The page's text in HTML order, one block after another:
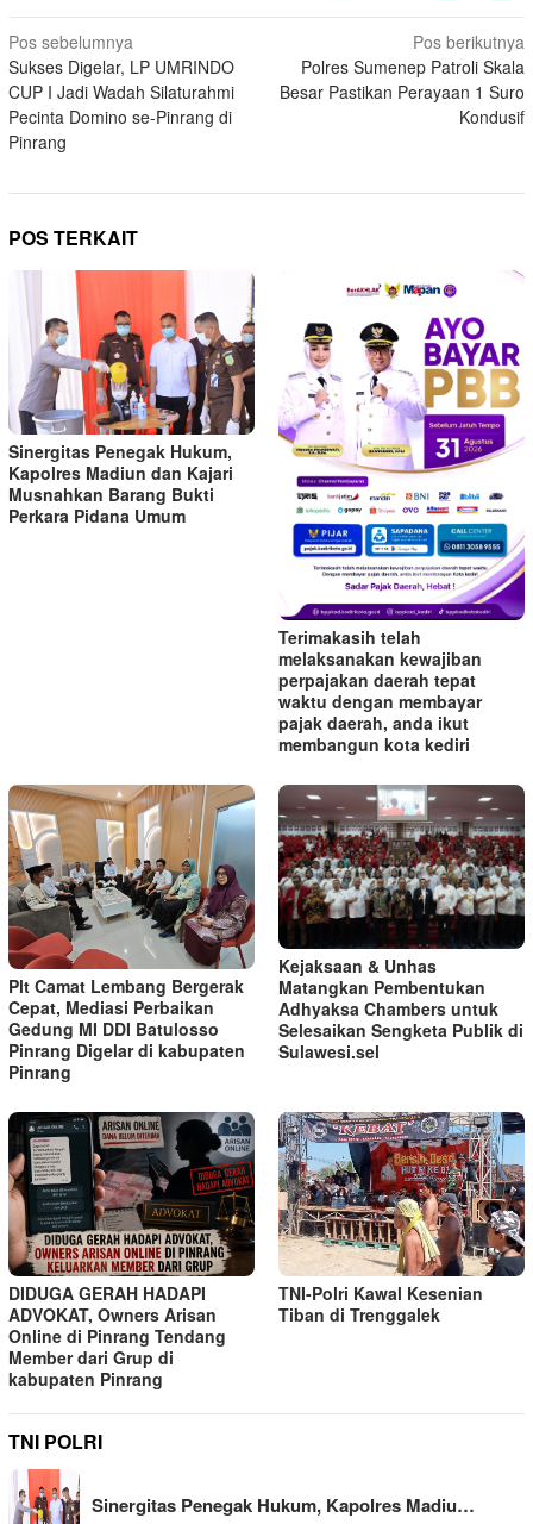
Navigasi
pos
Pos sebelumnya
Sukses Digelar, LP UMRINDO
CUP I Jadi Wadah Silaturahmi
Pecinta Domino se-Pinrang di
Pinrang
Pos berikutnya
Polres Sumenep Patroli Skala
Besar Pastikan Perayaan 1 Suro
Kondusif
POS TERKAIT
Sinergitas Penegak Hukum,
Kapolres Madiun dan Kajari
Musnahkan Barang Bukti
Perkara Pidana Umum
Terimakasih telah
melaksanakan kewajiban
perpajakan daerah tepat
waktu dengan membayar
pajak daerah, anda ikut
membangun kota kediri
Plt Camat Lembang Bergerak
Cepat, Mediasi Perbaikan
Gedung MI DDI Batulosso
Pinrang Digelar di kabupaten
Pinrang
Kejaksaan & Unhas
Matangkan Pembentukan
Adhyaksa Chambers untuk
Selesaikan Sengketa Publik di
Sulawesi.sel
DIDUGA GERAH HADAPI
ADVOKAT, Owners Arisan
Online di Pinrang Tendang
Member dari Grup di
kabupaten Pinrang
TNI-Polri Kawal Kesenian
Tiban di Trenggalek
TNI POLRI
Sinergitas Penegak Hukum, Kapolres Madiu…